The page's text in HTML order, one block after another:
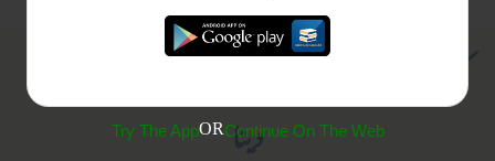
کیس کی پیروی نہ کرنے کی وجہ سے عدالت کا خلع دے
دینا
Try The AppORContinue On The Web